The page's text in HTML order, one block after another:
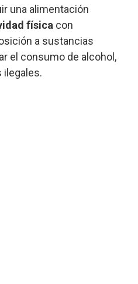
una alimentación
física con
a sustancias
el consumo de alcohol,
ilegales.